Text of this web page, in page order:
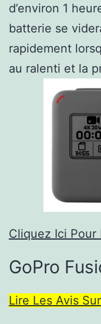
d’environ 1
batterie se
rapidement
au ralenti et la
Cliquez Ici Pour
GoPro
Lire Les Avis